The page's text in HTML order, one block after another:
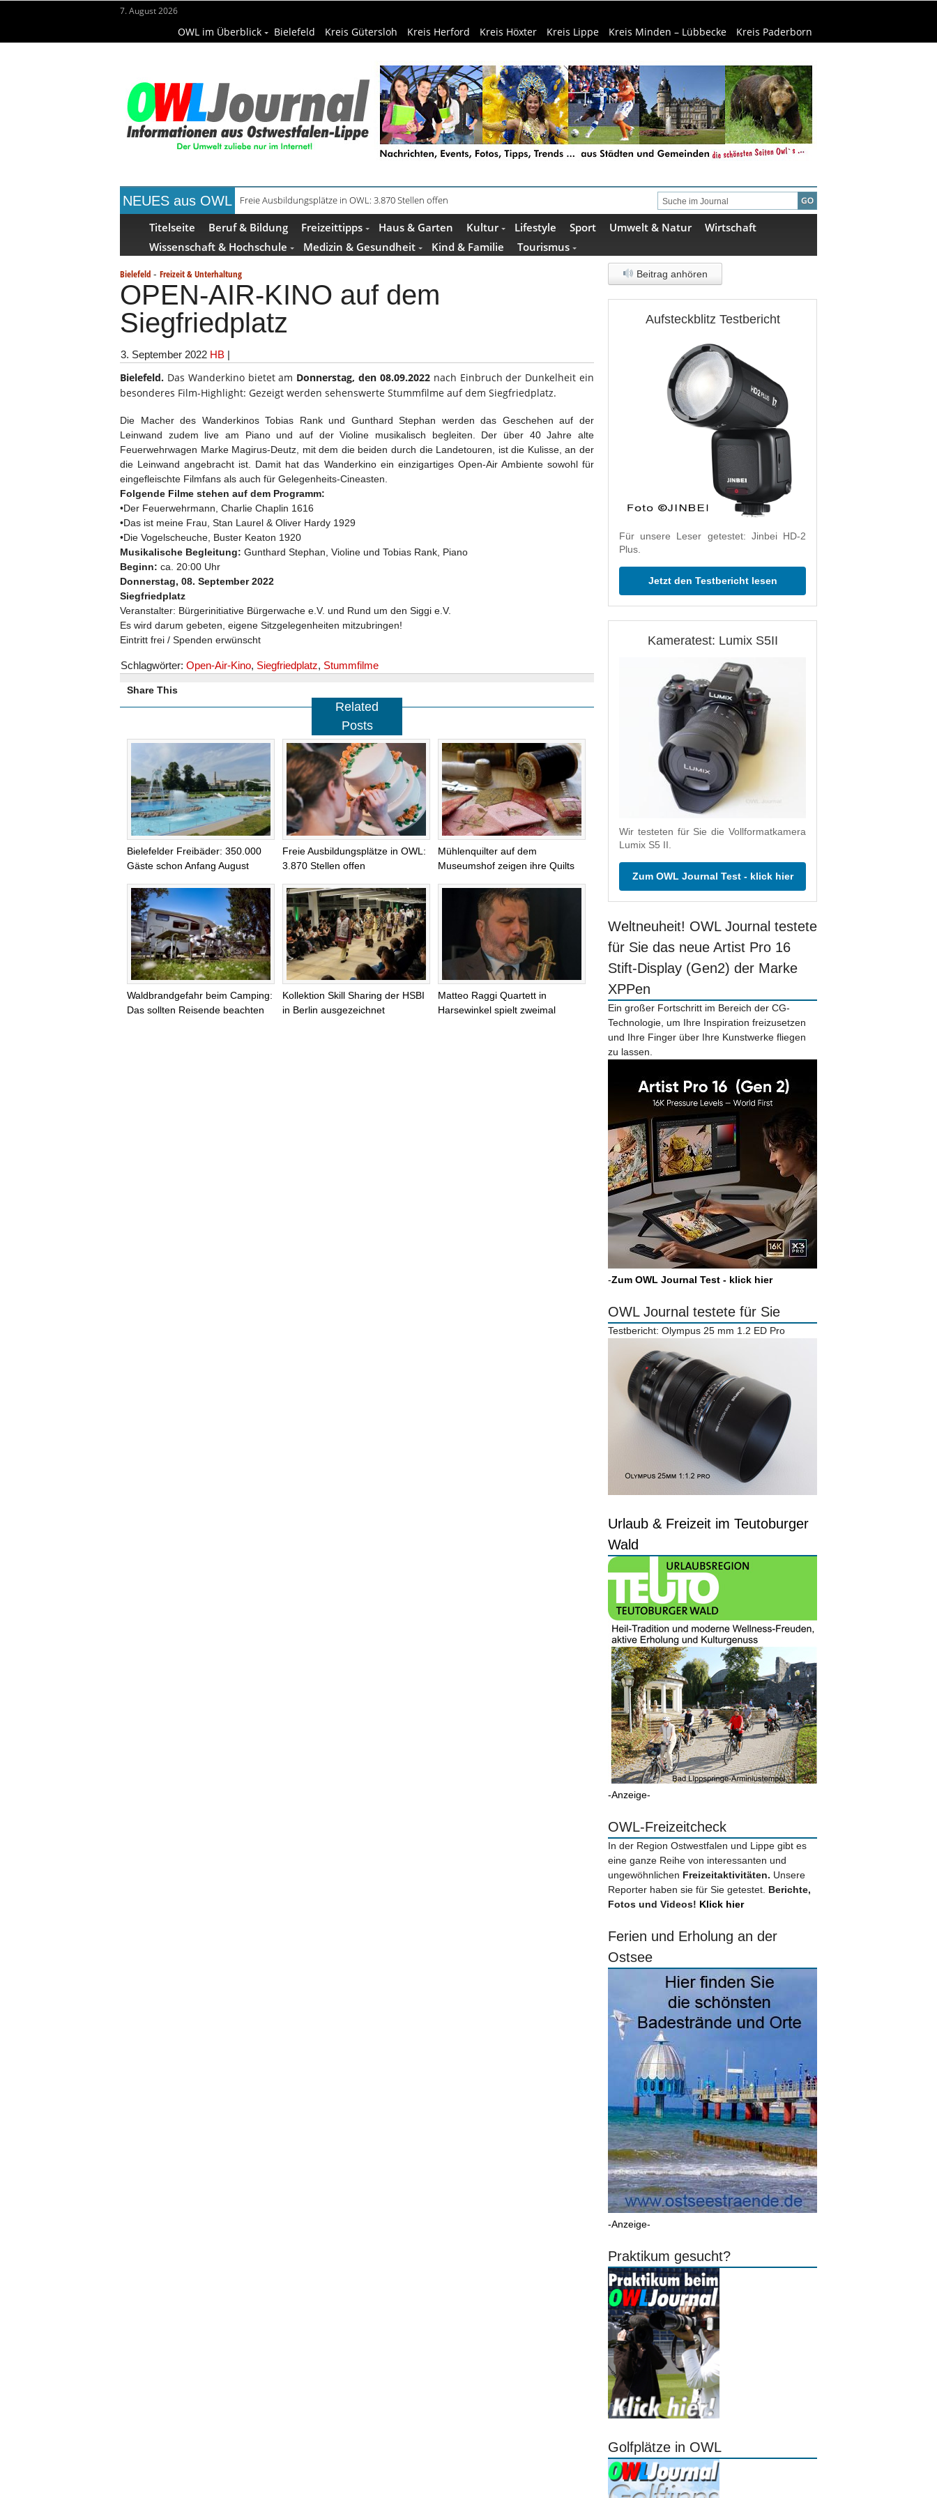
7. August 2026
OWL im Überblick Bielefeld Kreis Gütersloh Kreis Herford Kreis Höxter Kreis Lippe Kreis Minden – Lübbecke Kreis Paderborn
NEUES aus OWL Freie Ausbildungsplätze in OWL: 3.870 Stellen offen
Titelseite Beruf & Bildung Freizeittipps Haus & Garten Kultur Lifestyle Sport Umwelt & Natur
Wirtschaft
Wissenschaft & Hochschule
Medizin & Gesundheit Kind & Familie Tourismus
Bielefeld - Freizeit & Unterhaltung
OPEN-AIR-KINO auf dem
Siegfriedplatz
3. September 2022 HB |
Bielefeld. Das Wanderkino bietet am Donnerstag, den 08.09.2022nach Einbruch der Dunkelheit ein
besonderes Film-Highlight: Gezeigt werden sehenswerte Stummfilme auf dem Siegfriedplatz.
Die Macher des Wanderkinos Tobias Rank und Gunthard Stephan werden das Geschehen auf der
Leinwand zudem live am Piano und auf der Violine musikalisch begleiten. Der über 40 Jahre alte
Feuerwehrwagen Marke Magirus-Deutz, mit dem die beiden durch die Landetouren, ist die Kulisse, an der
die Leinwand angebracht ist. Damit hat das Wanderkino ein einzigartiges Open-Air Ambiente sowohl für
eingefleischte Filmfans als auch für Gelegenheits-Cineasten.
Folgende Filme stehen auf dem Programm:
•Der Feuerwehrmann, Charlie Chaplin 1616
•Das ist meine Frau, Stan Laurel & Oliver Hardy 1929
•Die Vogelscheuche, Buster Keaton 1920
Musikalische Begleitung: Gunthard Stephan, Violine und Tobias Rank, Piano
Beginn: ca. 20:00 Uhr
Donnerstag, 08. September 2022
Siegfriedplatz
Veranstalter: Bürgerinitiative Bürgerwache e.V. und Rund um den Siggi e.V.
Es wird darum gebeten, eigene Sitzgelegenheiten mitzubringen!
Eintritt frei / Spenden erwünscht
Schlagwörter: Open-Air-Kino, Siegfriedplatz, Stummfilme
Share This
Related
Posts
Bielefelder Freibäder: 350.000
Gäste schon Anfang August
Freie Ausbildungsplätze in OWL:
3.870 Stellen offen
Mühlenquilter auf dem
Museumshof zeigen ihre Quilts
Waldbrandgefahr beim Camping:
Das sollten Reisende beachten
Kollektion Skill Sharing der HSBI
in Berlin ausgezeichnet
Matteo Raggi Quartett in
Harsewinkel spielt zweimal
Beitrag anhören
Aufsteckblitz Testbericht
Für unsere Leser getestet: Jinbei HD-2
Plus.
Jetzt den Testbericht lesen
Kameratest: Lumix S5II
Wir testeten für Sie die Vollformatkamera
Lumix S5 II.
Zum OWL Journal Test - klick hier
Weltneuheit! OWL Journal testete
für Sie das neue Artist Pro 16
Stift-Display (Gen2) der Marke
XPPen
Ein großer Fortschritt im Bereich der CG-
Technologie, um Ihre Inspiration freizusetzen
und Ihre Finger über Ihre Kunstwerke fliegen
zu lassen.
-Zum OWL Journal Test - klick hier
OWL Journal testete für Sie
Testbericht: Olympus 25 mm 1.2 ED Pro
Urlaub & Freizeit im Teutoburger
Wald
-Anzeige-
OWL-Freizeitcheck
In der Region Ostwestfalen und Lippe gibt es
eine ganze Reihe von interessanten und
ungewöhnlichen Freizeitaktivitäten. Unsere
Reporter haben sie für Sie getestet. Berichte,
Fotos und Videos! Klick hier
Ferien und Erholung an der
Ostsee
-Anzeige-
Praktikum gesucht?
Golfplätze in OWL